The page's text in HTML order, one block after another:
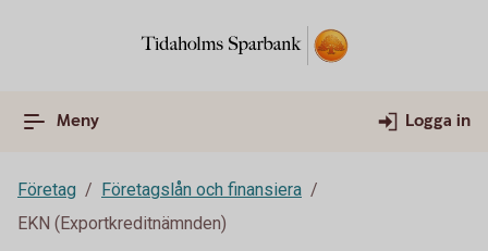
Meny Logga in
Företag
Företagslån och finansiera
EKN (Exportkreditnämnden)